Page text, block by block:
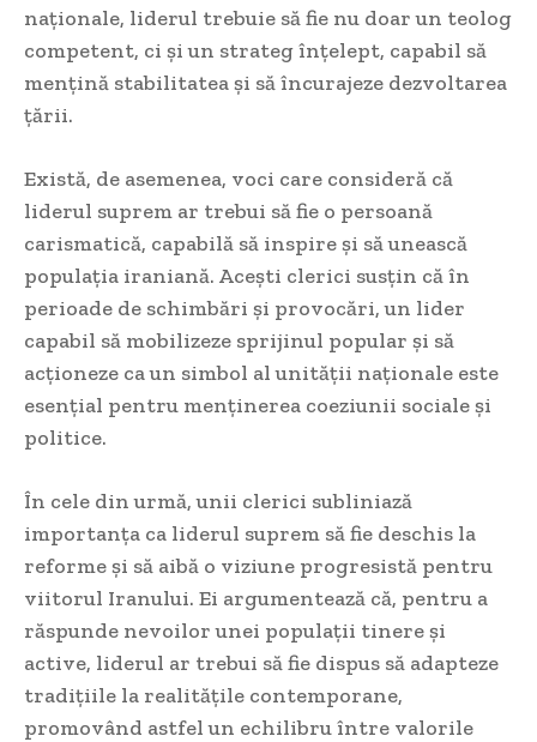
naționale, liderul trebuie să fie nu doar un teolog
competent, ci și un strateg înțelept, capabil să
mențină stabilitatea și să încurajeze dezvoltarea
țării.
Există, de asemenea, voci care consideră că
liderul suprem ar trebui să fie o persoană
carismatică, capabilă să inspire și să unească
populația iraniană. Acești clerici susțin că în
perioade de schimbări și provocări, un lider
capabil să mobilizeze sprijinul popular și să
acționeze ca un simbol al unității naționale este
esențial pentru menținerea coeziunii sociale și
politice.
În cele din urmă, unii clerici subliniază
importanța ca liderul suprem să fie deschis la
reforme și să aibă o viziune progresistă pentru
viitorul Iranului. Ei argumentează că, pentru a
răspunde nevoilor unei populații tinere și
active, liderul ar trebui să fie dispus să adapteze
tradițiile la realitățile contemporane,
promovând astfel un echilibru între valorile